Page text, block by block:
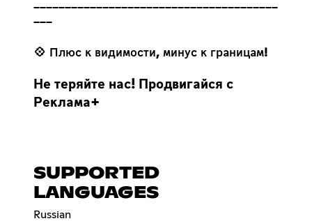
━━━━━━━━━━━━━━━━━━━━━━━━━━━━━━━━━━━━━━━
💠 Плюс к видимости, минус к границам!
Не теряйте нас! Продвигайся с
Реклама+
SUPPORTED
LANGUAGES
Russian